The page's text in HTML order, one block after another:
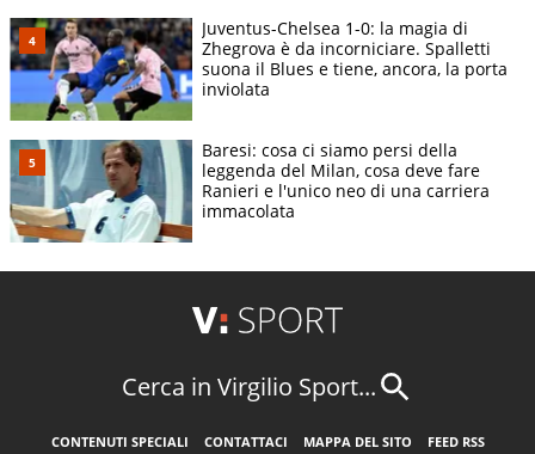
Juventus-Chelsea 1-0: la magia di
Zhegrova è da incorniciare. Spalletti
suona il Blues e tiene, ancora, la porta
inviolata
Baresi: cosa ci siamo persi della
leggenda del Milan, cosa deve fare
Ranieri e l'unico neo di una carriera
immacolata
Cerca in Virgilio Sport...
CONTENUTI SPECIALI CONTATTACI MAPPA DEL SITO
FEED RSS